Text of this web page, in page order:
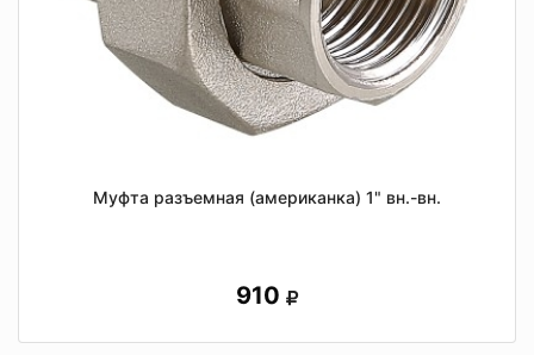
Муфта разъемная (американка) 1" вн.-вн.
910